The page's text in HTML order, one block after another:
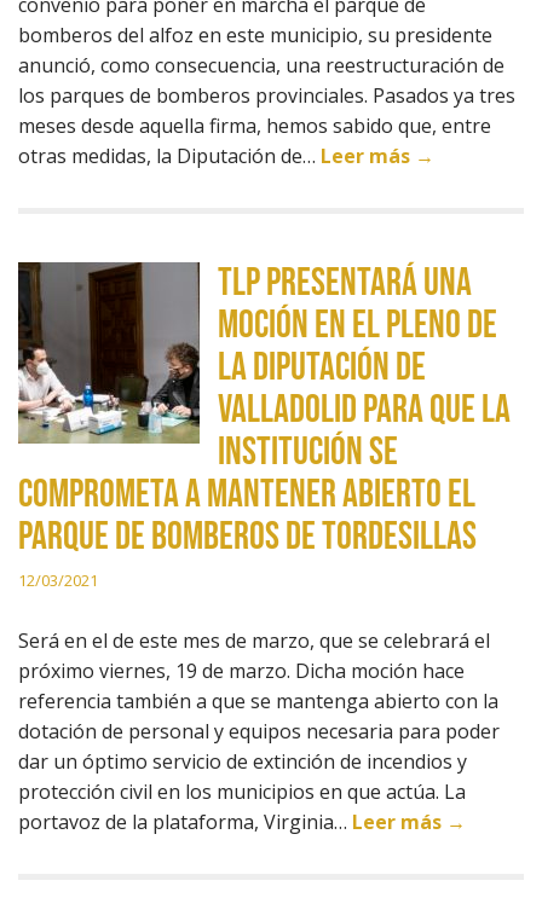
bomberos del alfoz en este municipio, su presidente
anunció, como consecuencia, una reestructuración de
los parques de bomberos provinciales. Pasados ya tres
meses desde aquella firma, hemos sabido que, entre
otras medidas, la Diputación de… Leer más →
TLP presentará una
moción en el pleno de
la Diputación de
Valladolid para que la
institución se
comprometa a mantener abierto el
parque de bomberos de Tordesillas
12/03/2021
Será en el de este mes de marzo, que se celebrará el
próximo viernes, 19 de marzo. Dicha moción hace
referencia también a que se mantenga abierto con la
dotación de personal y equipos necesaria para poder
dar un óptimo servicio de extinción de incendios y
protección civil en los municipios en que actúa. La
portavoz de la plataforma, Virginia… Leer más →